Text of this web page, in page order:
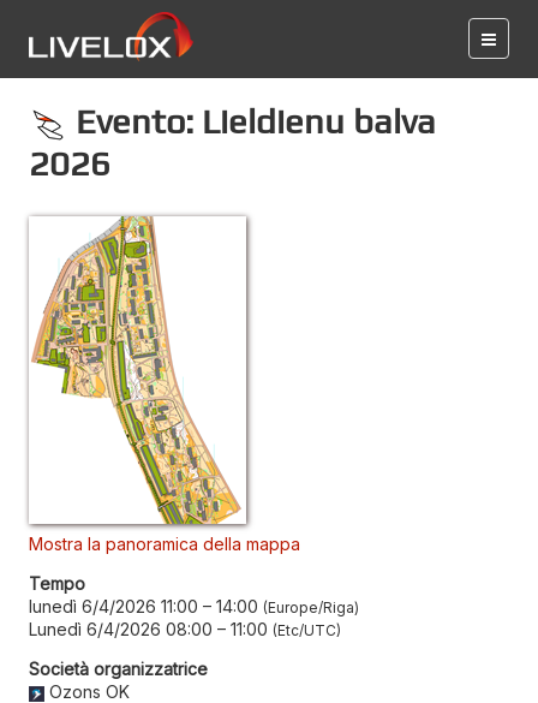
Evento: Lieldienu balva
2026
Mostra la panoramica della mappa
Tempo
lunedì 6/4/2026 11:00 – 14:00 Europe/Riga
Lunedì 6/4/2026 08:00 – 11:00 Etc/UTC
Società organizzatrice
Ozons OK